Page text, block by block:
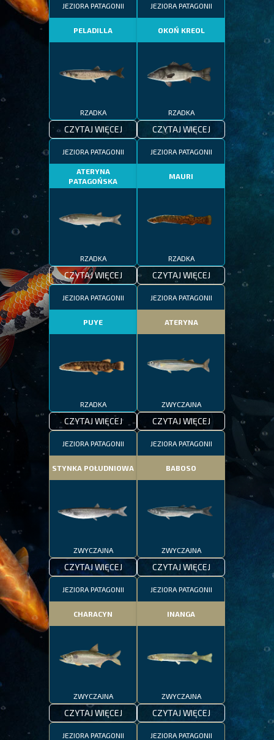
JEZIORA PATAGONII
PELADILLA
RZADKA
CZYTAJ WIĘCEJ
JEZIORA PATAGONII
OKOŃ KREOL
RZADKA
CZYTAJ WIĘCEJ
JEZIORA PATAGONII
ATERYNA
PATAGOŃSKA
RZADKA
CZYTAJ WIĘCEJ
JEZIORA PATAGONII
MAURI
RZADKA
CZYTAJ WIĘCEJ
JEZIORA PATAGONII
PUYE
RZADKA
CZYTAJ WIĘCEJ
JEZIORA PATAGONII
ATERYNA
ZWYCZAJNA
CZYTAJ WIĘCEJ
JEZIORA PATAGONII
STYNKA POŁUDNIOWA
ZWYCZAJNA
CZYTAJ WIĘCEJ
JEZIORA PATAGONII
BABOSO
ZWYCZAJNA
CZYTAJ WIĘCEJ
JEZIORA PATAGONII
CHARACYN
ZWYCZAJNA
CZYTAJ WIĘCEJ
JEZIORA PATAGONII
INANGA
ZWYCZAJNA
CZYTAJ WIĘCEJ
JEZIORA PATAGONII JEZIORA PATAGONII